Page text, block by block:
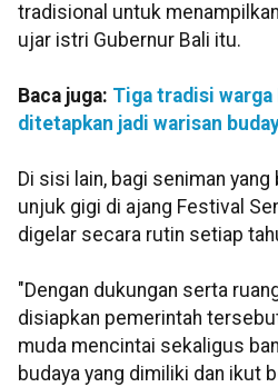
tradisional untuk
ujar istri Gubernur Bali itu.
Baca juga: Tiga tradisi
ditetapkan jadi warisan
Di sisi lain, bagi seniman
unjuk gigi di ajang Festival
digelar secara rutin setiap
"Dengan dukungan serta
disiapkan pemerintah
muda mencintai sekaligus
budaya yang dimiliki dan ikut